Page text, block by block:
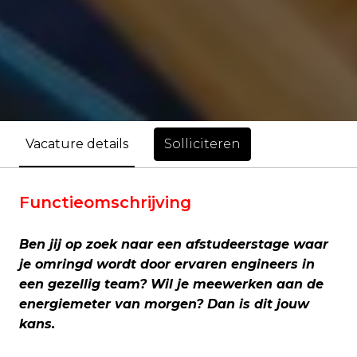
Vacature details Solliciteren
Functieomschrijving
Ben jij op zoek naar een afstudeerstage waar
je omringd wordt door ervaren engineers in
een gezellig team? Wil je meewerken aan de
energiemeter van morgen? Dan is dit jouw
kans.